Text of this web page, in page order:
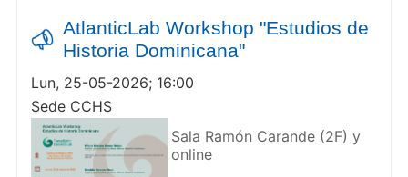
AtlanticLab Workshop "Estudios de
Historia Dominicana"
Lun, 25-05-2026; 16:00
Sede CCHS
Sala Ramón Carande (2F) y
online